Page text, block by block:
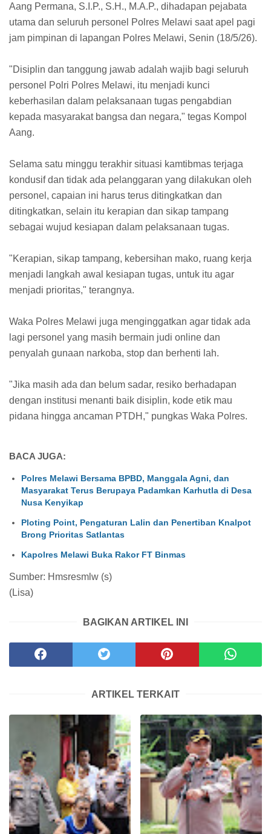
Aang Permana, S.I.P., S.H., M.A.P., dihadapan pejabata
utama dan seluruh personel Polres Melawi saat apel pagi
jam pimpinan di lapangan Polres Melawi, Senin (18/5/26).
"Disiplin dan tanggung jawab adalah wajib bagi seluruh
personel Polri Polres Melawi, itu menjadi kunci
keberhasilan dalam pelaksanaan tugas pengabdian
kepada masyarakat bangsa dan negara," tegas Kompol
Aang.
Selama satu minggu terakhir situasi kamtibmas terjaga
kondusif dan tidak ada pelanggaran yang dilakukan oleh
personel, capaian ini harus terus ditingkatkan dan
ditingkatkan, selain itu kerapian dan sikap tampang
sebagai wujud kesiapan dalam pelaksanaan tugas.
"Kerapian, sikap tampang, kebersihan mako, ruang kerja
menjadi langkah awal kesiapan tugas, untuk itu agar
menjadi prioritas," terangnya.
Waka Polres Melawi juga menginggatkan agar tidak ada
lagi personel yang masih bermain judi online dan
penyalah gunaan narkoba, stop dan berhenti lah.
"Jika masih ada dan belum sadar, resiko berhadapan
dengan institusi menanti baik disiplin, kode etik mau
pidana hingga ancaman PTDH," pungkas Waka Polres.
BACA JUGA:
Polres Melawi Bersama BPBD, Manggala Agni, dan
Masyarakat Terus Berupaya Padamkan Karhutla di Desa
Nusa Kenyikap
Ploting Point, Pengaturan Lalin dan Penertiban Knalpot
Brong Prioritas Satlantas
Kapolres Melawi Buka Rakor FT Binmas
Sumber: Hmsresmlw (s)
(Lisa)
BAGIKAN ARTIKEL INI
ARTIKEL TERKAIT